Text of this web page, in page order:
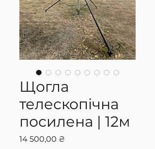
Щогла
телескопічна
посилена | 12м
14 500,00 ₴